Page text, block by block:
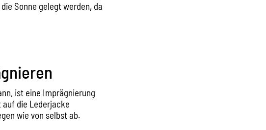
Sonne gelegt werden, da
ist eine Imprägnierung
die Lederjacke
wie von selbst ab.